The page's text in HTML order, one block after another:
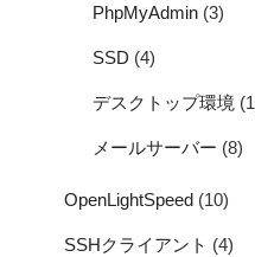
PhpMyAdmin (3)
SSD (4)
デスクトップ環境
メールサーバー (8)
OpenLightSpeed (10)
SSHクライアント (4)